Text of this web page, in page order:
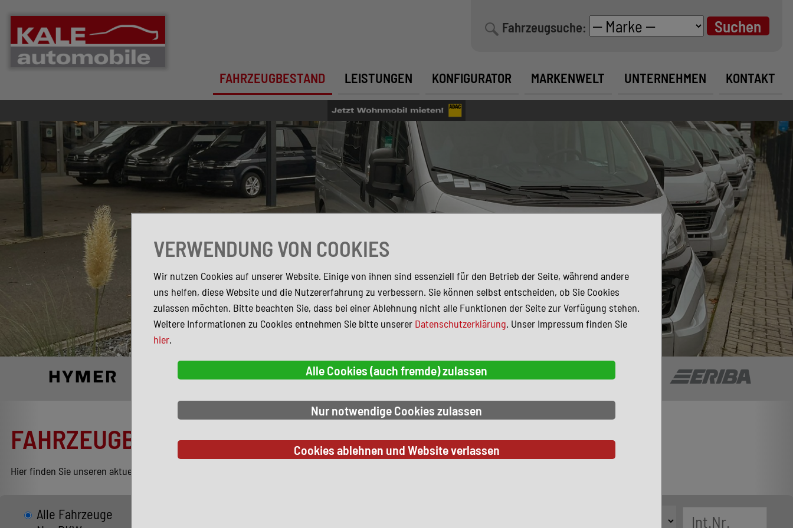
Fahrzeugsuche:
FAHRZEUGBESTAND LEISTUNGEN KONFIGURATOR MARKENWELT UNTERNEHMEN KONTAKT
FAHRZEUGBESTAND
Hier finden Sie unseren aktuellen Bestand entsprechend Ihren Suchkriterien.
Alle Fahrzeuge
VERWENDUNG VON COOKIES
Wir nutzen Cookies auf unserer Website. Einige von ihnen sind essenziell für den Betrieb der Seite, während andere
uns helfen, diese Website und die Nutzererfahrung zu verbessern. Sie können selbst entscheiden, ob Sie Cookies
zulassen möchten. Bitte beachten Sie, dass bei einer Ablehnung nicht alle Funktionen der Seite zur Verfügung stehen.
Weitere Informationen zu Cookies entnehmen Sie bitte unserer Datenschutzerklärung. Unser Impressum finden Sie
hier.